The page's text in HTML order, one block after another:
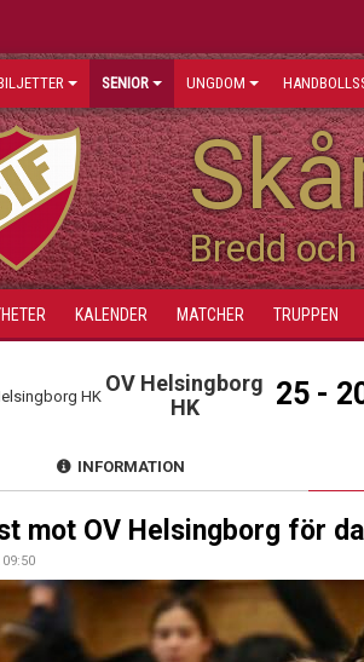
SENIOR UNGDOM
Bredd
KALENDER MATCHER TRUPPEN
OV Helsingborg
HK
25 -
INFORMATION
mot OV Helsingborg för
09:50